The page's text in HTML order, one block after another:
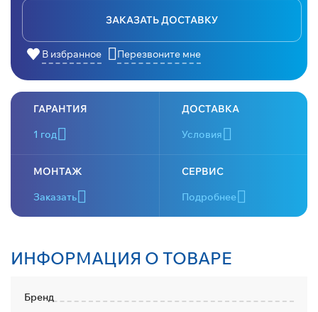
ЗАКАЗАТЬ ДОСТАВКУ
В избранное Перезвоните мне
ГАРАНТИЯ
1 год
ДОСТАВКА
Условия
МОНТАЖ
Заказать
СЕРВИС
Подробнее
ИНФОРМАЦИЯ О ТОВАРЕ
Бренд